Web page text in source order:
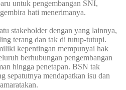
untuk pengembangan SNI,
hati menerimanya.
stakeholder dengan yang lainnya,
terang dan tak di tutup-tutupi.
kepentingan mempunyai hak
berhubungan pengembangan
hingga penetapan. BSN tak
sepatutnya mendapatkan isu dan